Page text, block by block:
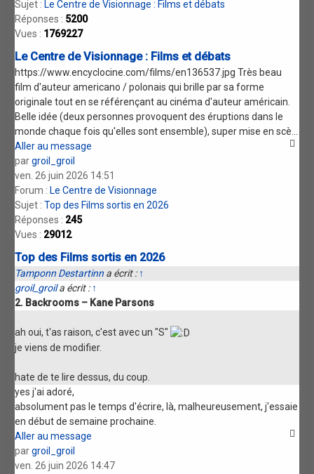
Sujet : Le Centre de Visionnage : Films et débats
Réponses : 5200
Vues : 1769227
Le Centre de Visionnage : Films et débats
https://www.encyclocine.com/films/en136537.jpg Très beau
film d'auteur americano / polonais qui brille par sa forme
originale tout en se référençant au cinéma d'auteur américain.
Belle idée (deux personnes provoquent des éruptions dans le
monde chaque fois qu'elles sont ensemble), super mise en scè...
Aller au message
pargroil_groil
ven. 26 juin 2026 14:51
Forum : Le Centre de Visionnage
Sujet :Top des Films sortis en 2026
Réponses : 245
Vues : 29012
Top des Films sortis en 2026
Tamponn Destartinn a écrit : ↑
groil_groila écrit : ↑
2. Backrooms – Kane Parsons
ah oui, t'as raison, c'est avec un "S"
je viens de modifier.
hate de te lire dessus, du coup.
yes j'ai adoré,
absolument pas le temps d'écrire, là, malheureusement, j'essaie
en début de semaine prochaine.
Aller au message
pargroil_groil
ven. 26 juin 2026 14:47